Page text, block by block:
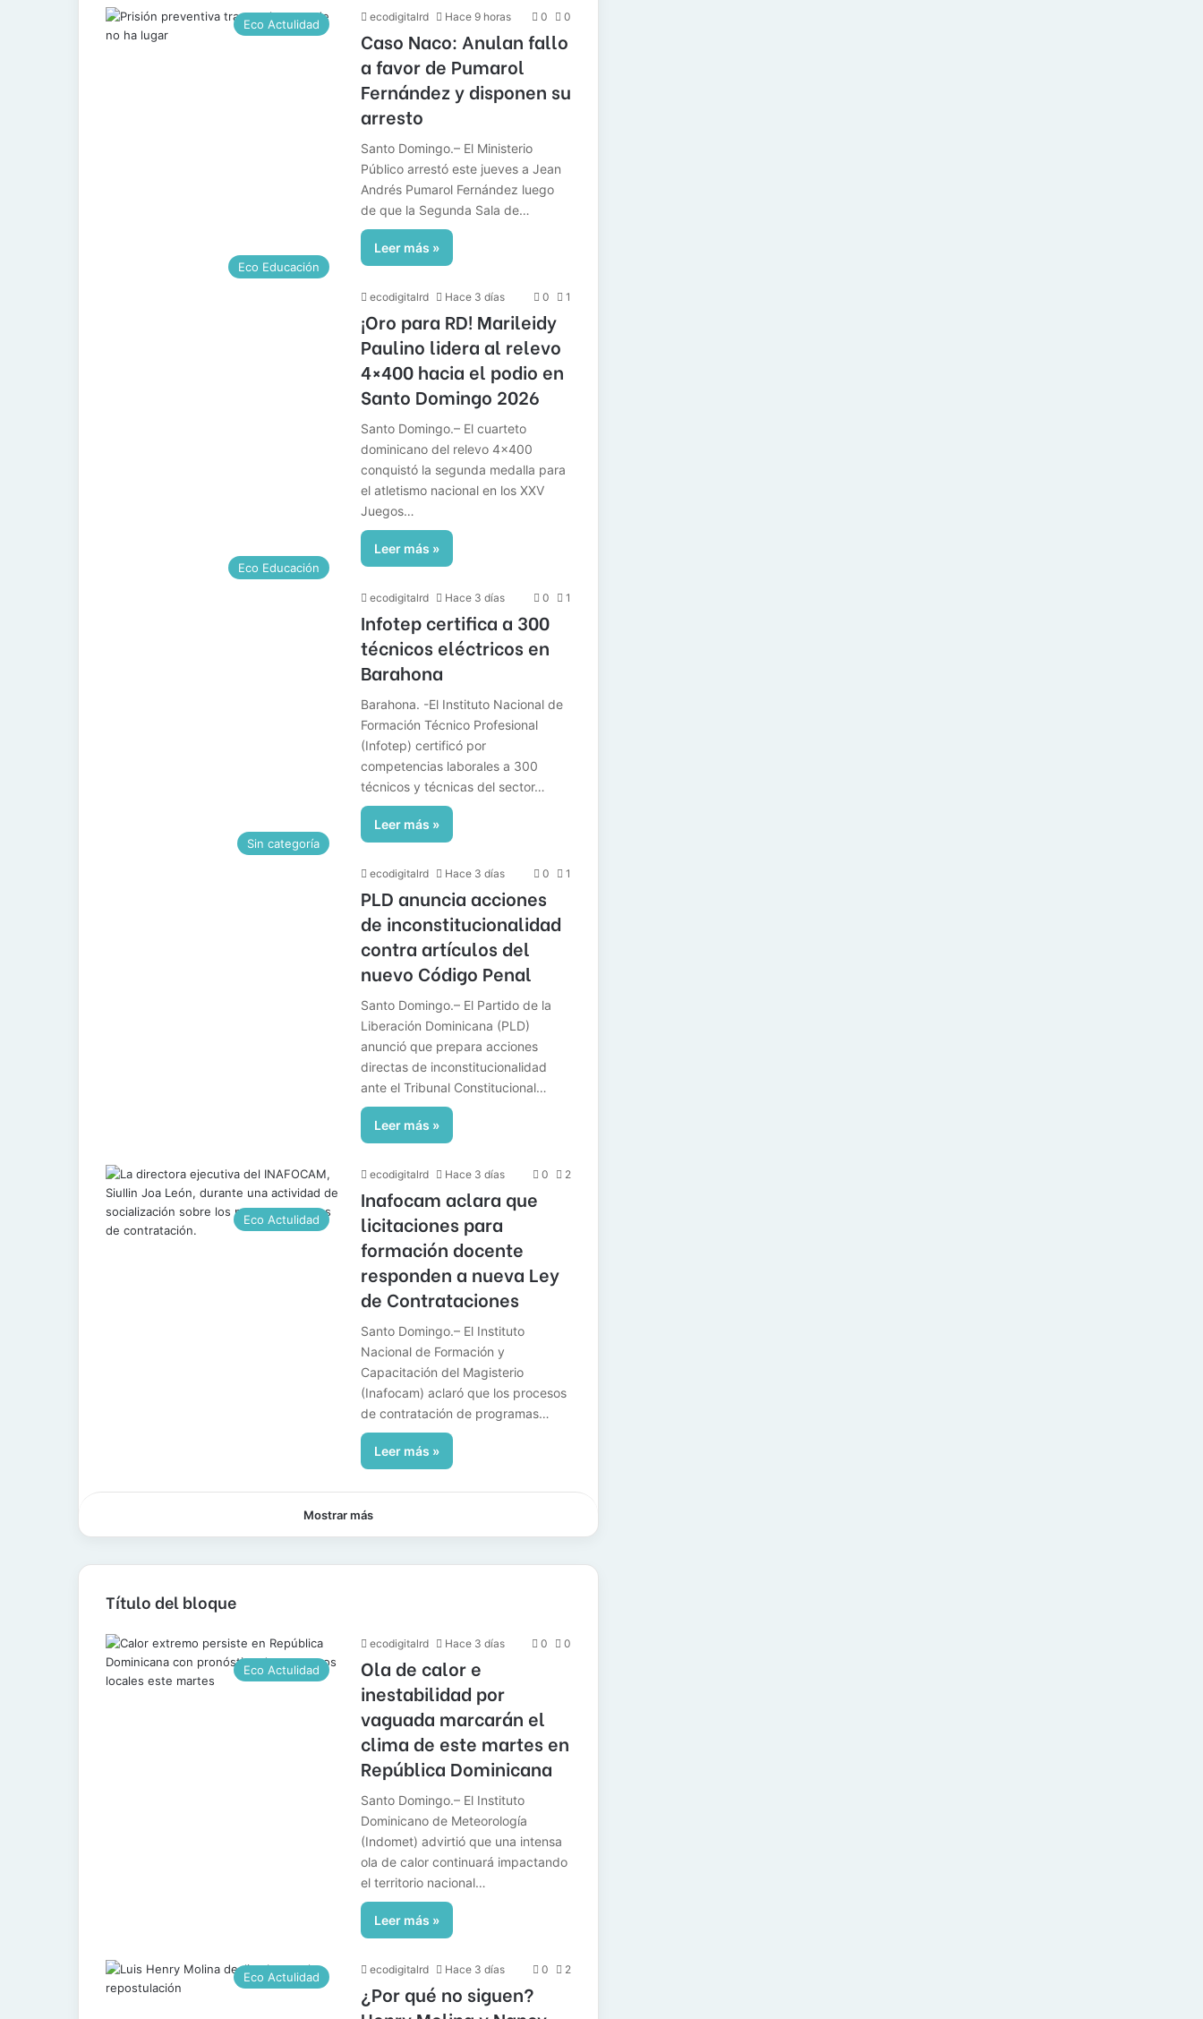
Eco Actulidad
ecodigitalrd Hace 9 horas 0 0
Caso Naco: Anulan fallo
a favor de Pumarol
Fernández y disponen su
arresto
Santo Domingo.– El Ministerio
Público arrestó este jueves a Jean
Andrés Pumarol Fernández luego
de que la Segunda Sala de…
Leer más »
Eco Educación
ecodigitalrd Hace 3 días 0 1
¡Oro para RD! Marileidy
Paulino lidera al relevo
4×400 hacia el podio en
Santo Domingo 2026
Santo Domingo.– El cuarteto
dominicano del relevo 4×400
conquistó la segunda medalla para
el atletismo nacional en los XXV
Juegos…
Leer más »
Eco Educación
ecodigitalrd Hace 3 días 0 1
Infotep certifica a 300
técnicos eléctricos en
Barahona
Barahona. -El Instituto Nacional de
Formación Técnico Profesional
(Infotep) certificó por
competencias laborales a 300
técnicos y técnicas del sector…
Leer más »
Sin categoría
ecodigitalrd Hace 3 días 0 1
PLD anuncia acciones
de inconstitucionalidad
contra artículos del
nuevo Código Penal
Santo Domingo.– El Partido de la
Liberación Dominicana (PLD)
anunció que prepara acciones
directas de inconstitucionalidad
ante el Tribunal Constitucional…
Leer más »
Eco Actulidad
ecodigitalrd Hace 3 días 0 2
Inafocam aclara que
licitaciones para
formación docente
responden a nueva Ley
de Contrataciones
Santo Domingo.– El Instituto
Nacional de Formación y
Capacitación del Magisterio
(Inafocam) aclaró que los procesos
de contratación de programas…
Leer más »
Mostrar más
Título del bloque
Eco Actulidad
ecodigitalrd Hace 3 días 0 0
Ola de calor e
inestabilidad por
vaguada marcarán el
clima de este martes en
República Dominicana
Santo Domingo.– El Instituto
Dominicano de Meteorología
(Indomet) advirtió que una intensa
ola de calor continuará impactando
el territorio nacional…
Leer más »
Eco Actulidad
ecodigitalrd Hace 3 días 0 2
¿Por qué no siguen?